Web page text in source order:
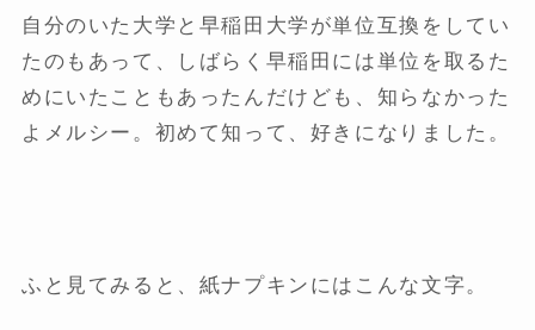
自分のいた大学と早稲田大学が単位互換をしてい
たのもあって、しばらく早稲田には単位を取るた
めにいたこともあったんだけども、知らなかった
よメルシー。初めて知って、好きになりました。
ふと見てみると、紙ナプキンにはこんな文字。